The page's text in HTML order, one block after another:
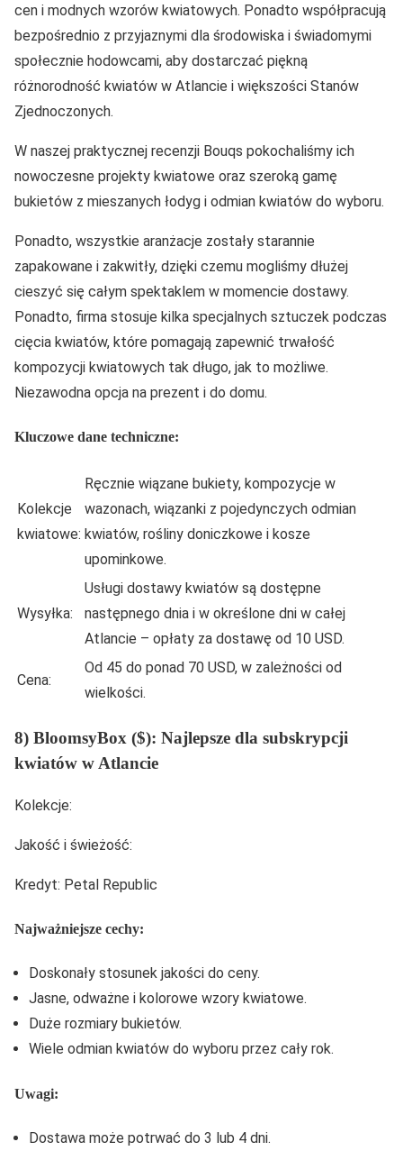
cen i modnych wzorów kwiatowych. Ponadto współpracują
bezpośrednio z przyjaznymi dla środowiska i świadomymi
społecznie hodowcami, aby dostarczać piękną
różnorodność kwiatów w Atlancie i większości Stanów
Zjednoczonych.
W naszej praktycznej recenzji Bouqs pokochaliśmy ich
nowoczesne projekty kwiatowe oraz szeroką gamę
bukietów z mieszanych łodyg i odmian kwiatów do wyboru.
Ponadto, wszystkie aranżacje zostały starannie
zapakowane i zakwitły, dzięki czemu mogliśmy dłużej
cieszyć się całym spektaklem w momencie dostawy.
Ponadto, firma stosuje kilka specjalnych sztuczek podczas
cięcia kwiatów, które pomagają zapewnić trwałość
kompozycji kwiatowych tak długo, jak to możliwe.
Niezawodna opcja na prezent i do domu.
Kluczowe dane techniczne:
Kolekcje
kwiatowe:
Ręcznie wiązane bukiety, kompozycje w
wazonach, wiązanki z pojedynczych odmian
kwiatów, rośliny doniczkowe i kosze
upominkowe.
Wysyłka:
Usługi dostawy kwiatów są dostępne
następnego dnia i w określone dni w całej
Atlancie – opłaty za dostawę od 10 USD.
Cena:
Od 45 do ponad 70 USD, w zależności od
wielkości.
8) BloomsyBox ($): Najlepsze dla subskrypcji
kwiatów w Atlancie
Kolekcje:
Jakość i świeżość:
Kredyt: Petal Republic
Najważniejsze cechy:
Doskonały stosunek jakości do ceny.
Jasne, odważne i kolorowe wzory kwiatowe.
Duże rozmiary bukietów.
Wiele odmian kwiatów do wyboru przez cały rok.
Uwagi:
Dostawa może potrwać do 3 lub 4 dni.